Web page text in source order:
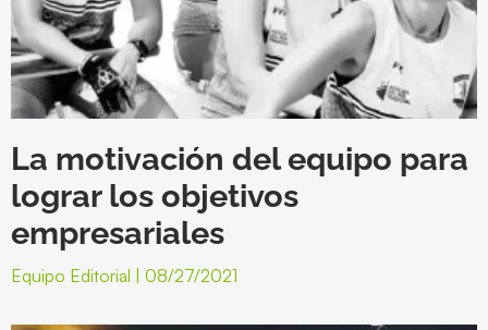
La motivación del equipo para
lograr los objetivos
empresariales
Equipo Editorial 08/27/2021